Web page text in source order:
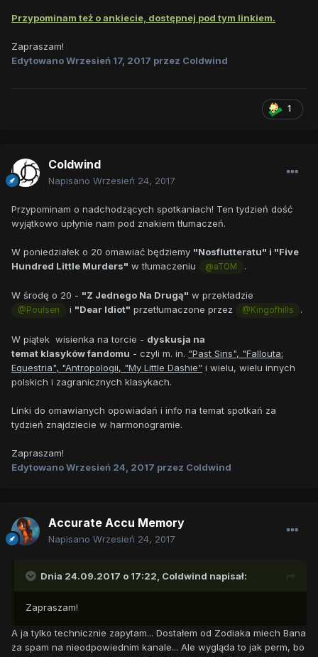
Przypominam też o ankiecie, dostępnej pod tym linkiem.
Zapraszam!
EdytowanoWrzesień 17, 2017 przez Coldwind
1
Coldwind
Napisano Wrzesień 24, 2017
Przypominam o nadchodzących spotkaniach! Ten tydzień dość
wyjątkowo upłynie nam pod znakiem tłumaczeń.
W poniedziałek o 20 omawiać będziemy "Nosflutteratu" i "Five
Hundred Little Murders" w tłumaczeniu @aTOM .
W środę o 20 - "Z Jednego Na Drugą" w przekładzie
@Poulsen i "Dear Idiot" przetłumaczone przez @Kingofhills .
W piątek wisienka na torcie - dyskusja na
temat klasyków fandomu - czyli m. in. "Past Sins", "Fallouta:
Equestria", "Antropologii, "My Little Dashie" i wielu, wielu innych
polskich i zagranicznych klasykach.
Linki do omawianych opowiadań i info na temat spotkań za
tydzień znajdziecie w harmonogramie.
Zapraszam!
EdytowanoWrzesień 24, 2017 przez Coldwind
Accurate Accu Memory
Napisano Wrzesień 24, 2017
Dnia 24.09.2017 o 17:22, Coldwind napisał:
Zapraszam!
A ja tylko technicznie zapytam... Dostałem od Zodiaka miech Bana
za spam na nieodpowiednim kanale... Ale wygląda to jak perm, bo